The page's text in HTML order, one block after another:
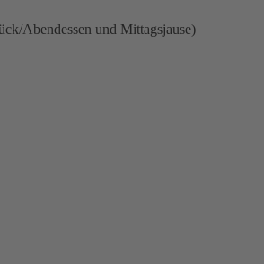
Abendessen und Mittagsjause)